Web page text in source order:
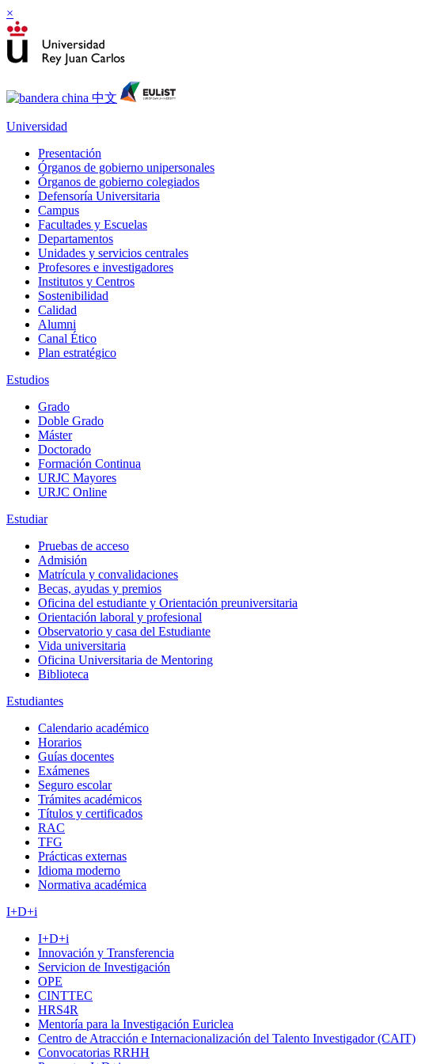
×
Universidad
Presentación
Órganos de gobierno unipersonales
Órganos de gobierno colegiados
Defensoría Universitaria
Campus
Facultades y Escuelas
Departamentos
Unidades y servicios centrales
Profesores e investigadores
Institutos y Centros
Sostenibilidad
Calidad
Alumni
Canal Ético
Plan estratégico
Estudios
Grado
Doble Grado
Máster
Doctorado
Formación Continua
URJC Mayores
URJC Online
Estudiar
Pruebas de acceso
Admisión
Matrícula y convalidaciones
Becas, ayudas y premios
Oficina del estudiante y Orientación preuniversitaria
Orientación laboral y profesional
Observatorio y casa del Estudiante
Vida universitaria
Oficina Universitaria de Mentoring
Biblioteca
Estudiantes
Calendario académico
Horarios
Guías docentes
Exámenes
Seguro escolar
Trámites académicos
Títulos y certificados
RAC
TFG
Prácticas externas
Idioma moderno
Normativa académica
I+D+i
I+D+i
Innovación y Transferencia
Servicion de Investigación
OPE
CINTTEC
HRS4R
Mentoría para la Investigación Euriclea
Centro de Atracción e Internacionalización del Talento Investigador (CAIT)
Convocatorias RRHH